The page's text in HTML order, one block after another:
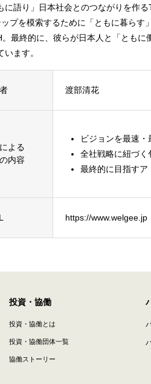
に語り」日本社会とのつながりを作る
プを模索するために「ともに暮らす
最終的に、彼らが日本人と「とも
ます。
渡部清花
よる
内容
ビジョンを最速
全社戦略に紐づく
最終的に目指すア
https://www.welgee.jp
投資・協働
投資・協働とは
投資・協働団体一覧
協働ストーリー